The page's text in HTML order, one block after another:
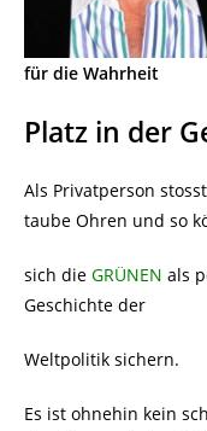
für die Wahrheit
Platz in der
Als Privatperson
taube Ohren und so
sich die GRÜNEN als
Geschichte der
Weltpolitik sichern.
Es ist ohnehin kein